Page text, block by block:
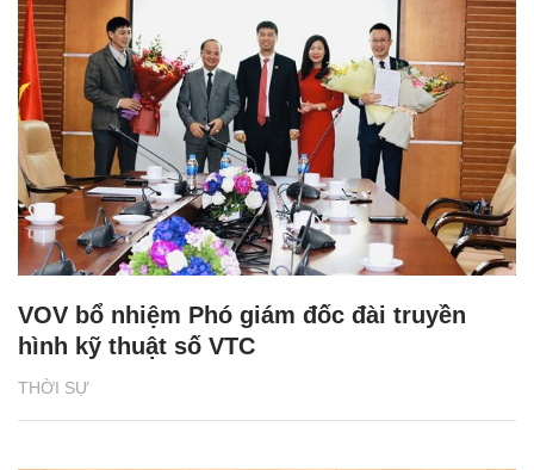
THỜI SỰ
VOV bổ nhiệm Phó giám đốc đài truyền
hình kỹ thuật số VTC